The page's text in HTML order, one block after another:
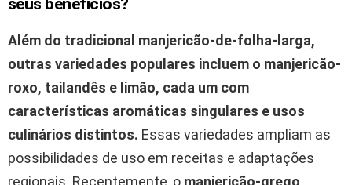
seus benefícios?
Além do tradicional manjericão-de-folha-larga,
outras variedades populares incluem o manjericão-
roxo, tailandês e limão, cada um com
características aromáticas singulares e usos
culinários distintos. Essas variedades ampliam as
possibilidades de uso em receitas e adaptações